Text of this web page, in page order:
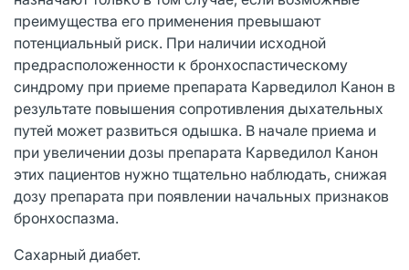
преимущества его применения превышают
потенциальный риск. При наличии исходной
предрасположенности к бронхоспастическому
синдрому при приеме препарата Карведилол Канон в
результате повышения сопротивления дыхательных
путей может развиться одышка. В начале приема и
при увеличении дозы препарата Карведилол Канон
этих пациентов нужно тщательно наблюдать, снижая
дозу препарата при появлении начальных признаков
бронхоспазма.
Сахарный диабет.